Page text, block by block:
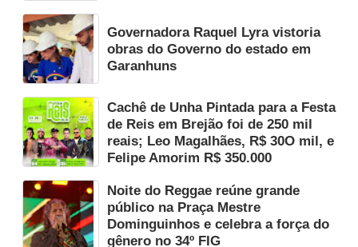
Governadora Raquel Lyra vistoria
obras do Governo do estado em
Garanhuns
Cachê de Unha Pintada para a Festa
de Reis em Brejão foi de 250 mil
reais; Leo Magalhães, R$ 30O mil, e
Felipe Amorim R$ 350.000
Noite do Reggae reúne grande
público na Praça Mestre
Dominguinhos e celebra a força do
gênero no 34º FIG